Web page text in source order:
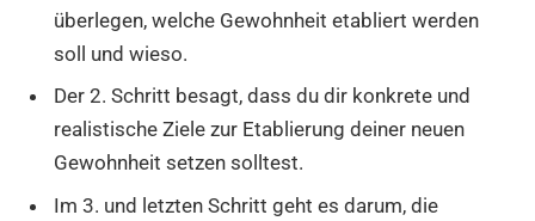
überlegen, welche Gewohnheit etabliert werden
soll und wieso.
Der 2. Schritt besagt, dass du dir konkrete und
realistische Ziele zur Etablierung deiner neuen
Gewohnheit setzen solltest.
Im 3. und letzten Schritt geht es darum, die